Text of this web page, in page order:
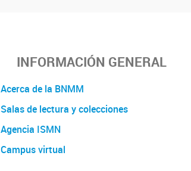
INFORMACIÓN GENERAL
Acerca de la BNMM
Salas de lectura y colecciones
Agencia ISMN
Campus virtual